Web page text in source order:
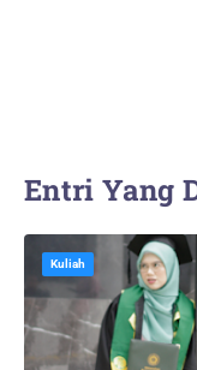
Entri Yang
Kuliah